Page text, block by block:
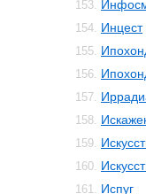
153.
154. Инцест
155.
156.
157.
158.
159.
160.
161. Испуг